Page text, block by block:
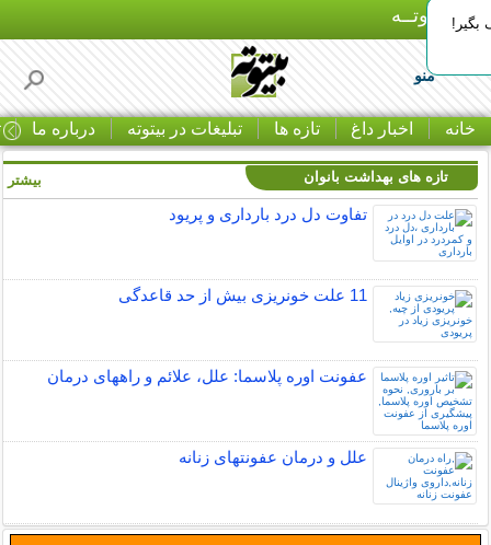
بـیتوتــه
منو
خانه اخبار داغ تازه ها تبلیغات در بیتوته درباره ما
تازه های بهداشت بانوان
تفاوت دل درد بارداری و پریود
11 علت خونریزی بیش از حد قاعدگی
عفونت اوره پلاسما: علل، علائم و راههای درمان
علل و درمان عفونتهای زنانه
بیشتر